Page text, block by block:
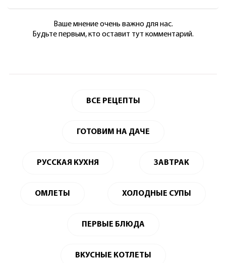
Ваше мнение очень важно для нас.
Будьте первым, кто оставит тут комментарий.
ВСЕ РЕЦЕПТЫ
ГОТОВИМ НА ДАЧЕ
РУССКАЯ КУХНЯ ЗАВТРАК
ОМЛЕТЫ ХОЛОДНЫЕ СУПЫ
ПЕРВЫЕ БЛЮДА
ВКУСНЫЕ КОТЛЕТЫ